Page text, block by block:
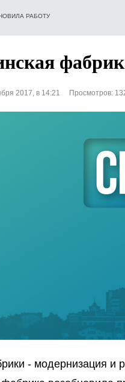
РАБОТУ
2017, в 14:21 Просмотров:
- модернизация и